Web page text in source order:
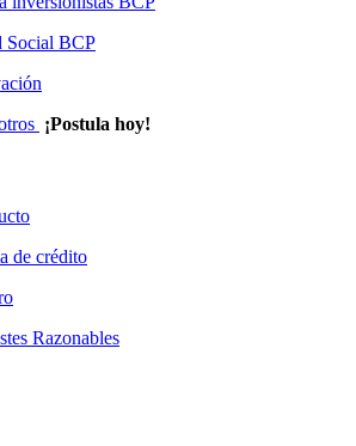
Social BCP
¡Postula hoy!
de crédito
Razonables